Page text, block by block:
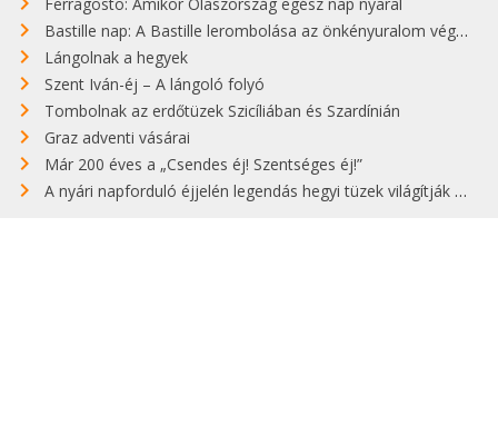
Bastille nap: A Bastille lerombolása az önkényuralom végét jelentette
Lángolnak a hegyek
Szent Iván-éj – A lángoló folyó
Tombolnak az erdőtüzek Szicíliában és Szardínián
Graz adventi vásárai
Már 200 éves a „Csendes éj! Szentséges éj!”
A nyári napforduló éjjelén legendás hegyi tüzek világítják meg Zugspitzét